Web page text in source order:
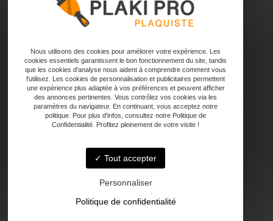
Pose de plaque de plâtre
Joints
Faux plafond
Contact
47000 Agen
Nous utilisons des cookies pour améliorer votre expérience. Les
cookies essentiels garantissent le bon fonctionnement du site, tandis
que les cookies d'analyse nous aident à comprendre comment vous
l'utilisez. Les cookies de personnalisation et publicitaires permettent
une expérience plus adaptée à vos préférences et peuvent afficher
des annonces pertinentes. Vous contrôlez vos cookies via les
paramètres du navigateur. En continuant, vous acceptez notre
politique. Pour plus d'infos, consultez notre Politique de
Confidentialité. Profitez pleinement de votre visite !
Tout accepter
Personnaliser
Politique de confidentialité